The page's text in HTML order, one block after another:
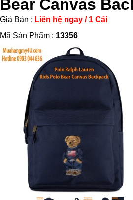
Bear Canvas
Giá Bán : Liên hệ ngay / 1 Cái
Mã Sản Phẩm : 13356